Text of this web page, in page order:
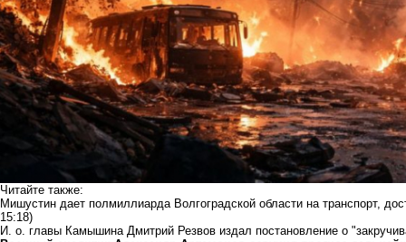
Читайте также:
Мишустин дает полмиллиарда Волгоградской области на транспорт,
15:18)
И. о. главы Камышина Дмитрий Резвов издал постановление о